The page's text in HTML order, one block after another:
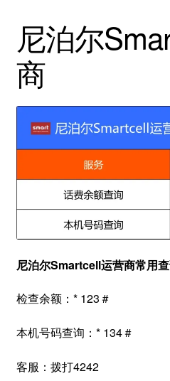
尼泊尔
商
尼泊尔Smartcell运营商常用查
检查余额：* 123＃
本机号码查询：* 134＃
客服：拨打4242